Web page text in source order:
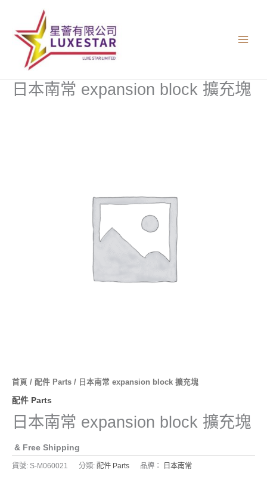
日本南常 expansion block 擴充塊
首頁 / 配件 Parts / 日本南常 expansion block 擴充塊
配件 Parts
日本南常 expansion block 擴充塊
& Free Shipping
貨號: S-M060021 分類: 配件 Parts 品牌： 日本南常